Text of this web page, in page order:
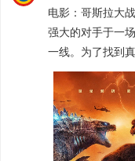
2.多和异性说话
滚，你说好嘞
3.多和陌生人说
人打招呼，边
4.做自己不敢做
线创造更多可能
电影：哥斯拉大
强大的对手于一
一线。为了找到